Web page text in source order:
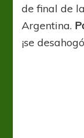
de final de
Argentina.
¡se